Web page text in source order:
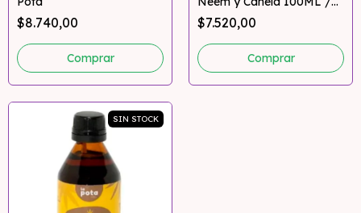
$8.740,00
250ML
$7.520,00
Comprar
SIN STOCK